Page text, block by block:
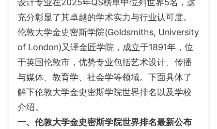
设计专业在2025年QS榜单中位列世界5名，这
充分彰显了其卓越的学术实力与行业认可度。
伦敦大学金史密斯学院(Goldsmiths, University
of London)又译金匠学院，成立于1891年，位
于英国伦敦市，优势专业包括艺术设计、传播
与媒体、教育学、社会学等领域。下面具体了
解下伦敦大学金史密斯学院世界排名以及学校
介绍。
一、伦敦大学金史密斯学院世界排名最新公布